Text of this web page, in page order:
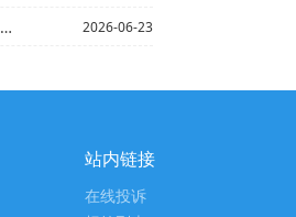
2026-06-23
站内链接
在线投诉